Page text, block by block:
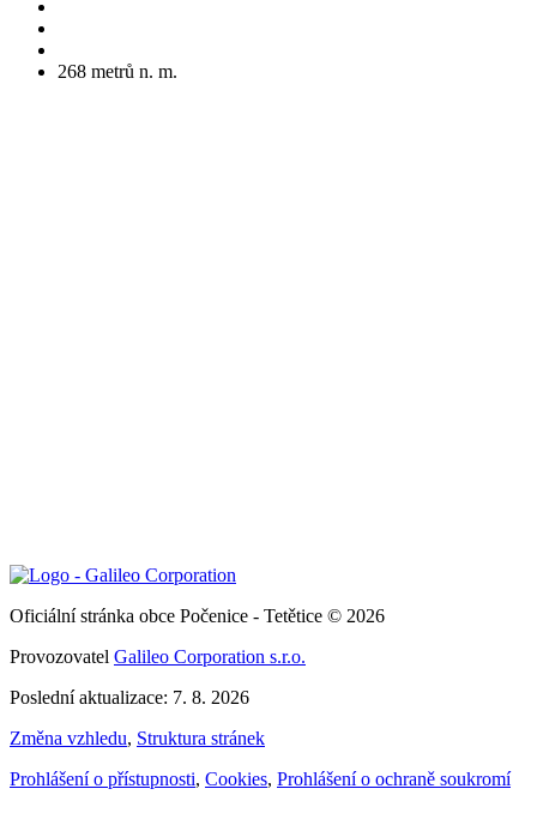
268 metrů n. m.
Oficiální stránka obce Počenice - Tetětice © 2026
Provozovatel Galileo Corporation s.r.o.
Poslední aktualizace: 7. 8. 2026
Změna vzhledu, Struktura stránek
Prohlášení o přístupnosti, Cookies, Prohlášení o ochraně soukromí